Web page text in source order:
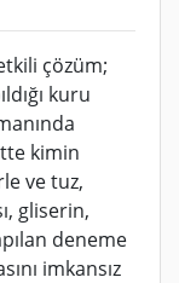
çözüm;
kuru
kimin
ve tuz,
gliserin,
deneme
imkansız